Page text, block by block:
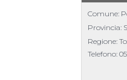
Comune:
Provincia:
Regione:
Telefono: